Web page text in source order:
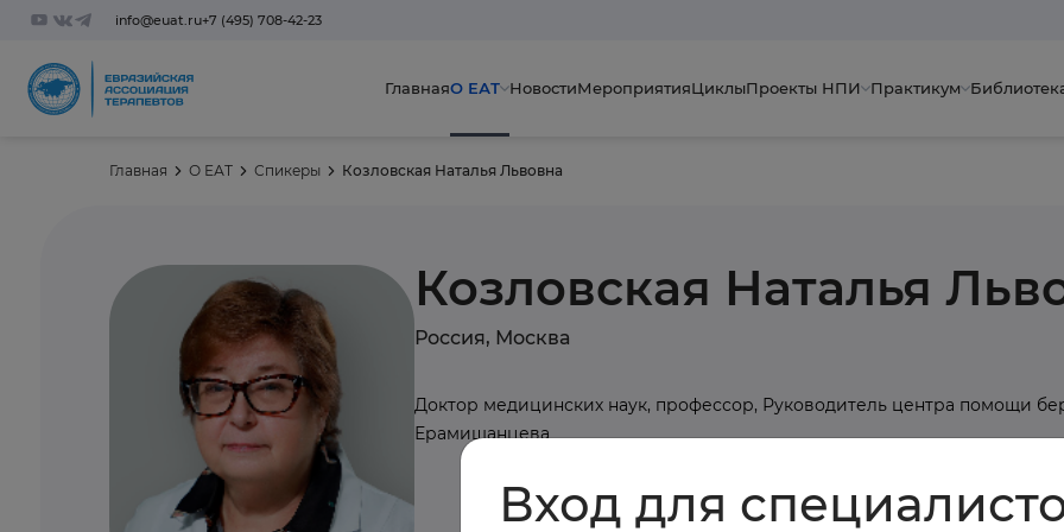
info@euat.ru+7 (495) 708-42-23
ГлавнаяО ЕАТ НовостиМероприятияЦиклыПроекты НПИ Практикум
Главная О ЕАТ Спикеры Козловская Наталья Львовна
Козловская Наталья
Россия, Москва
Доктор медицинских наук, профессор, Руководитель центра помощи
Ерамишанцева
Вход для